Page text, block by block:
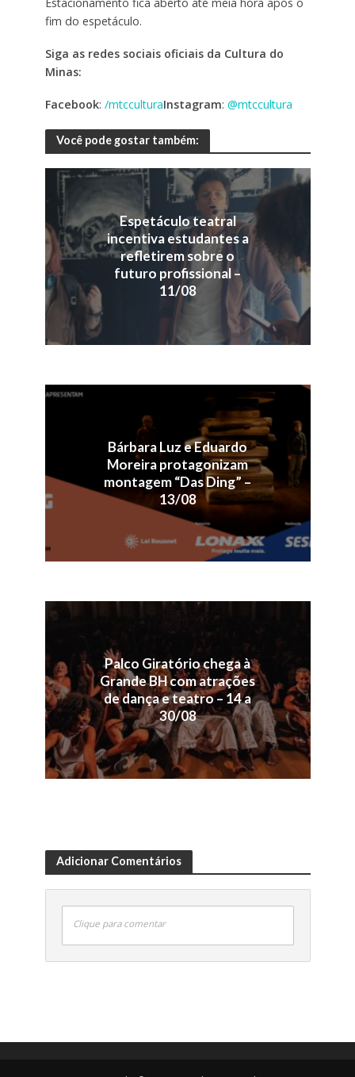
fim do espetáculo.
Siga as redes sociais oficiais da Cultura do
Minas:
Facebook: /mtcculturaInstagram: @mtccultura
Você pode gostar também:
Espetáculo teatral
incentiva estudantes a
refletirem sobre o
futuro profissional –
11/08
Bárbara Luz e Eduardo
Moreira protagonizam
montagem “Das Ding” –
13/08
Palco Giratório chega à
Grande BH com atrações
de dança e teatro – 14 a
30/08
Adicionar Comentários
Clique para comentar